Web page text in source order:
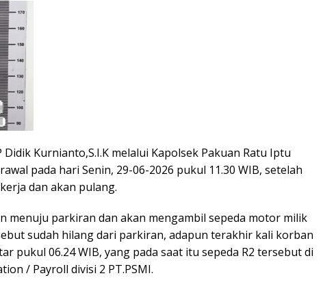
Didik Kurnianto,S.I.K melalui Kapolsek Pakuan Ratu Iptu
pada hari Senin, 29-06-2026 pukul 11.30 WIB, setelah
dan akan pulang.
menuju parkiran dan akan mengambil sepeda motor milik
sudah hilang dari parkiran, adapun terakhir kali korban
pukul 06.24 WIB, yang pada saat itu sepeda R2 tersebut di
/ Payroll divisi 2 PT.PSMI.